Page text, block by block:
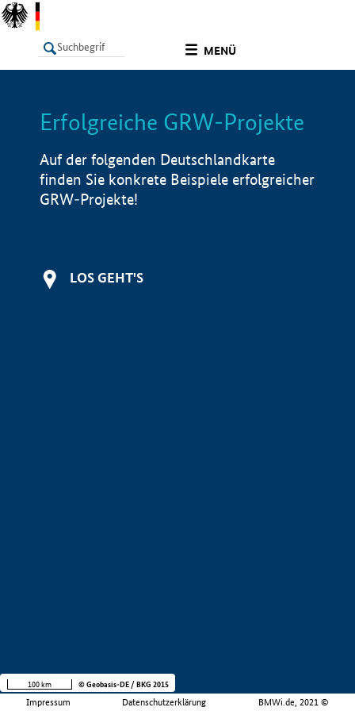
MENÜ
LISTE Info
Erfolgreiche GRW-Projekte
Auf der folgenden Deutschlandkarte
finden Sie konkrete Beispiele erfolgreicher
GRW-Projekte!
LOS GEHT'S
Impressum Datenschutzerklärung BMWi.de, 2021 ©
100 km © Geobasis-DE / BKG 2015